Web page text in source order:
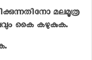
മലമൂത്ര
കൈ കഴുകുക.